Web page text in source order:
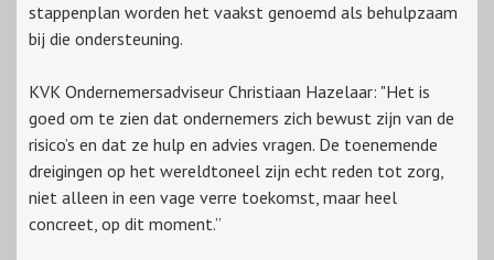
stappenplan worden het vaakst genoemd als behulpzaam
bij die ondersteuning.
KVK Ondernemersadviseur Christiaan Hazelaar: "Het is
goed om te zien dat ondernemers zich bewust zijn van de
risico’s en dat ze hulp en advies vragen. De toenemende
dreigingen op het wereldtoneel zijn echt reden tot zorg,
niet alleen in een vage verre toekomst, maar heel
concreet, op dit moment.”